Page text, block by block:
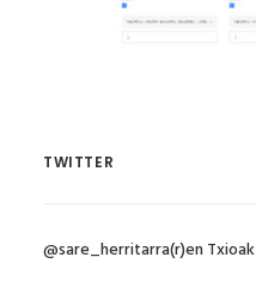
TWITTER
@sare_herritarra(r)en Txioak